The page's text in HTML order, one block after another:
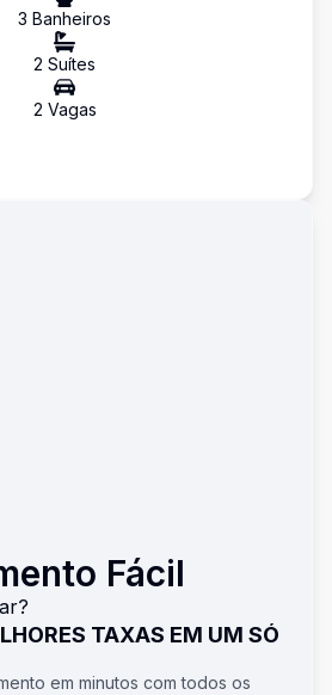
3 Banheiros
2 Suítes
2 Vagas
Fácil
TAXAS EM UM SÓ
em minutos com todos os